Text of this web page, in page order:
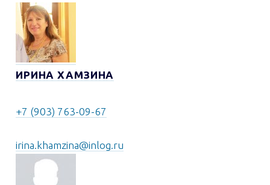
ИРИНА ХАМЗИНА
+7 (903) 763-09-67
irina.khamzina@inlog.ru